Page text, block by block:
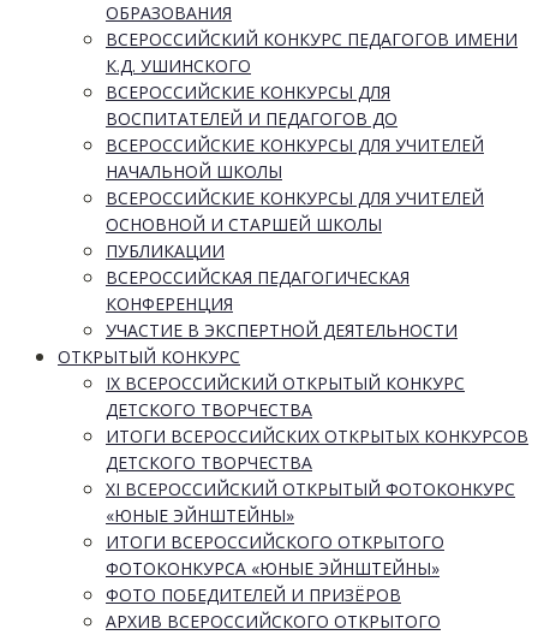
ОБРАЗОВАНИЯ
ВСЕРОССИЙСКИЙ КОНКУРС ПЕДАГОГОВ ИМЕНИ
К.Д. УШИНСКОГО
ВСЕРОССИЙСКИЕ КОНКУРСЫ ДЛЯ
ВОСПИТАТЕЛЕЙ И ПЕДАГОГОВ ДО
ВСЕРОССИЙСКИЕ КОНКУРСЫ ДЛЯ УЧИТЕЛЕЙ
НАЧАЛЬНОЙ ШКОЛЫ
ВСЕРОССИЙСКИЕ КОНКУРСЫ ДЛЯ УЧИТЕЛЕЙ
ОСНОВНОЙ И СТАРШЕЙ ШКОЛЫ
ПУБЛИКАЦИИ
ВСЕРОССИЙСКАЯ ПЕДАГОГИЧЕСКАЯ
КОНФЕРЕНЦИЯ
УЧАСТИЕ В ЭКСПЕРТНОЙ ДЕЯТЕЛЬНОСТИ
ОТКРЫТЫЙ КОНКУРС
IX ВСЕРОССИЙСКИЙ ОТКРЫТЫЙ КОНКУРС
ДЕТСКОГО ТВОРЧЕСТВА
ИТОГИ ВСЕРОССИЙСКИХ ОТКРЫТЫХ КОНКУРСОВ
ДЕТСКОГО ТВОРЧЕСТВА
XI ВСЕРОССИЙСКИЙ ОТКРЫТЫЙ ФОТОКОНКУРС
«ЮНЫЕ ЭЙНШТЕЙНЫ»
ИТОГИ ВСЕРОССИЙСКОГО ОТКРЫТОГО
ФОТОКОНКУРСА «ЮНЫЕ ЭЙНШТЕЙНЫ»
ФОТО ПОБЕДИТЕЛЕЙ И ПРИЗЁРОВ
АРХИВ ВСЕРОССИЙСКОГО ОТКРЫТОГО